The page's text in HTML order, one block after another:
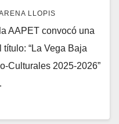
LLOPIS
AAPET convocó una
“La Vega Baja
Culturales 2025-2026”